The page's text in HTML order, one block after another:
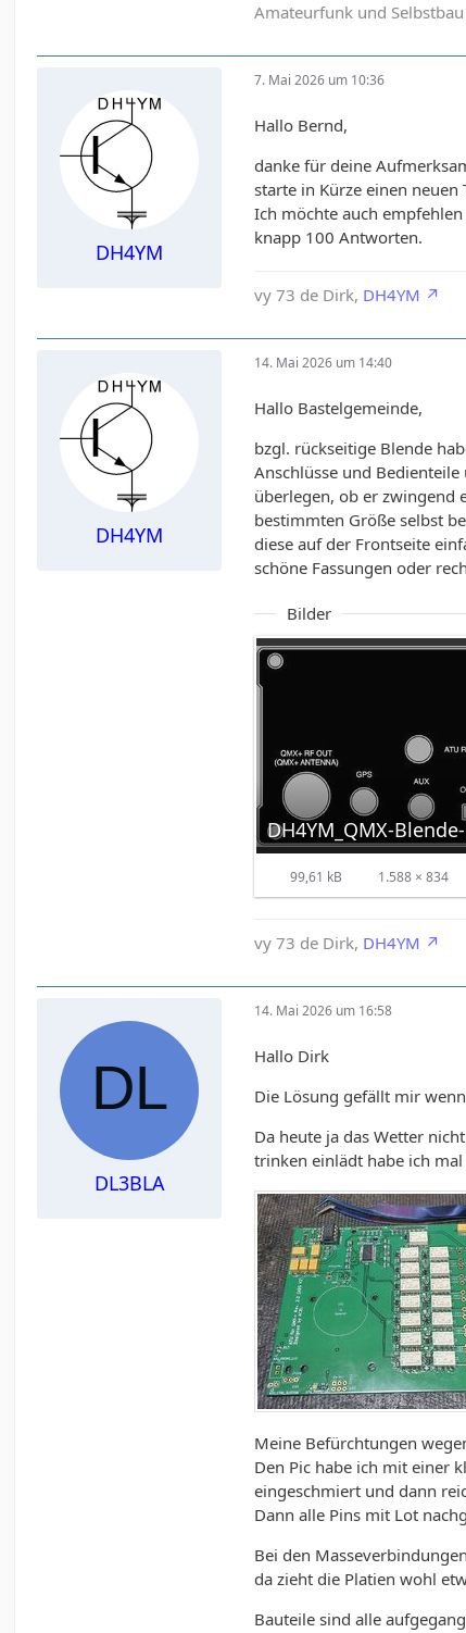
Amateurfunk und
DH4YM
7. Mai 2026 um 10:36
Hallo Bernd,
danke für deine
starte in Kürze einen
Ich möchte auch
knapp 100 Antworten.
vy 73 de Dirk, DH4YM
DH4YM
14. Mai 2026 um 14:40
Hallo Bastelgemeinde,
bzgl. rückseitige Blende
Anschlüsse und
überlegen, ob er zwingend
bestimmten Größe selbst
diese auf der Frontseite
schöne Fassungen oder
Bilder
DH4YM_QMX-
99,61 kB 1.588 × 834
vy 73 de Dirk, DH4YM
DL3BLA
14. Mai 2026 um 16:58
Hallo Dirk
Die Lösung gefällt mir
Da heute ja das Wetter
trinken einlädt habe ich
Meine Befürchtungen
Den Pic habe ich mit einer
eingeschmiert und dann
Dann alle Pins mit Lot
Bei den
da zieht die Platien wohl
Bauteile sind alle